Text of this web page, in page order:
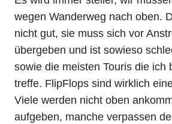
wegen Wanderweg nach oben.
nicht gut, sie muss sich vor
übergeben und ist sowieso
sowie die meisten Touris die ich
treffe. FlipFlops sind wirklich
Viele werden nicht oben
aufgeben, manche verpassen